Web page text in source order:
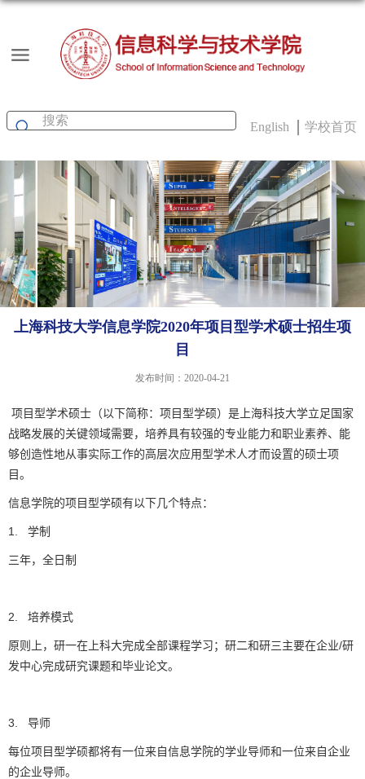
English 学校首页
上海科技大学信息学院2020年项目型学术硕士招生项
目
发布时间：2020-04-21
项目型学术硕士（以下简称：项目型学硕）是上海科技大学立足国家
战略发展的关键领域需要， 培养具有较强的专业能力和职业素养、能
够创造性地从事实际工作的高层次应用型学术人才而设置的硕士项
目。
信息学院的项目型学硕有以下几个特点：
1. 学制
三年，全日制
2. 培养模式
原则上，研一在上科大完成全部课程学习；研二和研三主要在企业/研
发中心完成研究课题和毕业论文。
3. 导师
每位项目型学硕都将有一位来自信息学院的学业导师和一位来自企业
的企业导师。